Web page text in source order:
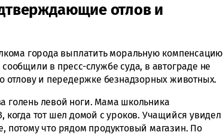
отлов и
города выплатить моральную компенсацию
в пресс-службе суда, в автограде не
и передержке безнадзорных животных.
голень левой ноги. Мама школьника
когда тот шел домой с уроков. Учащийся увидел
потому что рядом продуктовый магазин. По